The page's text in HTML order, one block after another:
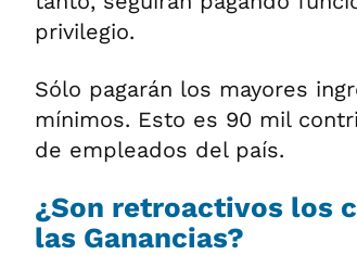
privilegio.
Sólo pagarán los mayores
mínimos. Esto es 90 mil
de empleados del país.
¿Son retroactivos los
las Ganancias?